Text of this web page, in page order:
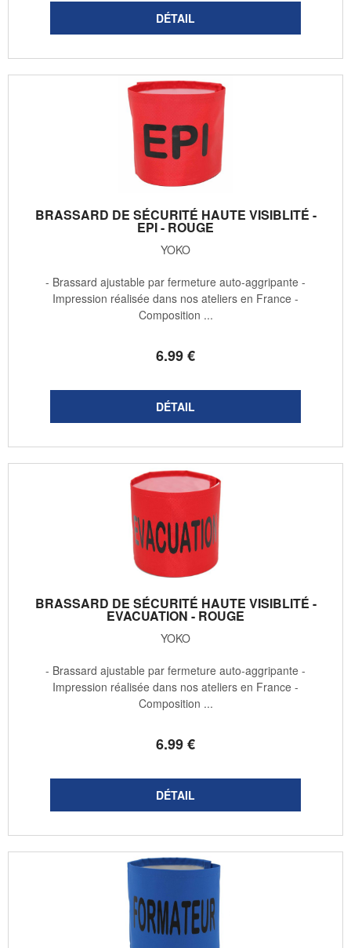
BRASSARD DE SÉCURITÉ HAUTE VISIBLITÉ -
EPI - ROUGE
YOKO
6.99€
- Brassard ajustable par fermeture auto-aggripante -
Impression réalisée dans nos ateliers en France -
Composition ...
BRASSARD DE SÉCURITÉ HAUTE VISIBLITÉ -
EVACUATION - ROUGE
YOKO
6.99€
- Brassard ajustable par fermeture auto-aggripante -
Impression réalisée dans nos ateliers en France -
Composition ...